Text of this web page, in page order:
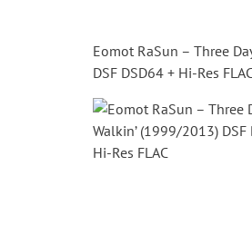
Eomot RaSun – Three
DSF DSD64 + Hi-Res